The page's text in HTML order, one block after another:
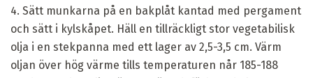
4. Sätt munkarna på en bakplåt kantad med pergament
och sätt i kylskåpet. Häll en tillräckligt stor vegetabilisk
olja i en stekpanna med ett lager av 2,5-3,5 cm. Värm
oljan över hög värme tills temperaturen når 185-188